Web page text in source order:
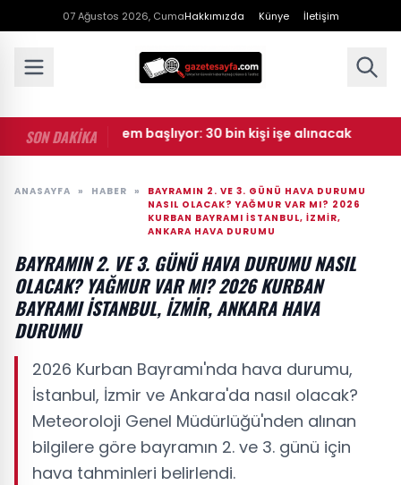
07 Ağustos 2026, CumaHakkımızda Künye İletişim
SON DAKİKA
yeni dönem başlıyor: 30 bin kişi işe alınacak
ANASAYFA » HABER »
BAYRAMIN 2. VE 3. GÜNÜ HAVA DURUMU
NASIL OLACAK? YAĞMUR VAR MI? 2026
KURBAN BAYRAMI İSTANBUL, İZMIR,
ANKARA HAVA DURUMU
BAYRAMIN 2. VE 3. GÜNÜ HAVA DURUMU NASIL
OLACAK? YAĞMUR VAR MI? 2026 KURBAN
BAYRAMI İSTANBUL, İZMIR, ANKARA HAVA
DURUMU
2026 Kurban Bayramı'nda hava durumu,
İstanbul, İzmir ve Ankara'da nasıl olacak?
Meteoroloji Genel Müdürlüğü'nden alınan
bilgilere göre bayramın 2. ve 3. günü için
hava tahminleri belirlendi.